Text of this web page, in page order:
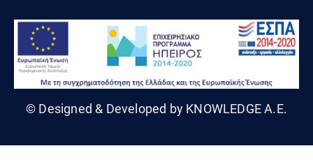
© Designed & Developed by KNOWLEDGE A.E.